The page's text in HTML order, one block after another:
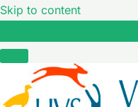
Skip to content